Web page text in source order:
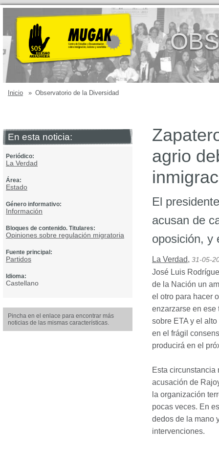
Inicio » Observatorio de la Diversidad
En esta noticia:
Periódico:
La Verdad
Área:
Estado
Género informativo:
Información
Bloques de contenido. Titulares:
Opiniones sobre regulación migratoria
Fuente principal:
Partidos
Idioma:
Castellano
Pincha en el enlace para encontrar más
noticias de las mismas características.
agrio
El
acusan de
oposición, y
La Verdad, 31-05-
José Luis
de la Nación un
el otro para hacer
enzarzarse en ese
sobre ETA y el alto
en el frágil
producirá en el
Esta circunstancia
acusación de
la organización
pocas veces. En
dedos de la mano
intervenciones.